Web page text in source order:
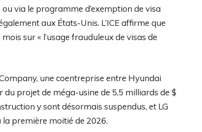
via le programme d’exemption de visa
aux États-Unis. L’ICE affirme que
sur « l’usage frauduleux de visas de
une coentreprise entre Hyundai
du projet de méga-usine de 5,5 milliards de $
y sont désormais suspendus, et LG
la première moitié de 2026.